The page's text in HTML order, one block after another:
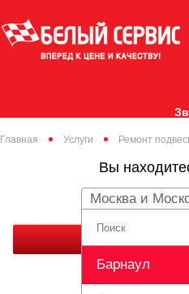
Главная Услуги Ремонт
Вы
Москва и
Барнаул